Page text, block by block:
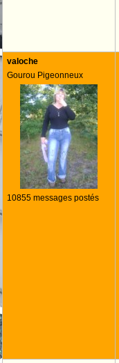
valoche
Gourou Pigeonneux
10855 messages postés